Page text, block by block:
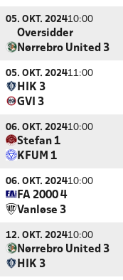
05. OKT. 202410:00
Oversidder
Nørrebro United 3
05. OKT. 202411:00
HIK 3
GVI 3
06. OKT. 202410:00
Stefan 1
KFUM 1
06. OKT. 202410:00
FA 2000 4
Vanløse 3
12. OKT. 202410:00
Nørrebro United 3
HIK 3